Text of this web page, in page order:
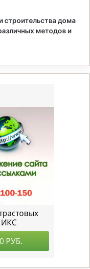
строительства дома
методов и